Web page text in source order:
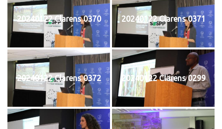
20240122 Clarens 0370 20240122 Clarens 0371
20240122 Clarens 0372 20240122 Clarens 0299